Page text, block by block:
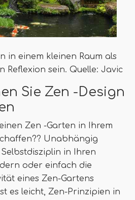
in einem kleinen Raum als
Reflexion sein. Quelle: Javic
Sie Zen -Design
Zen -Garten in Ihrem
Unabhängig
in Ihren
oder einfach die
eines Zen-Gartens
es leicht, Zen-Prinzipien in